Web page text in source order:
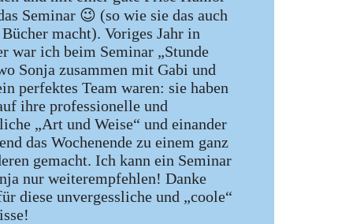
Seminar 😉 (so wie sie das auch
macht). Voriges Jahr in
war ich beim Seminar „Stunde
Sonja zusammen mit Gabi und
perfektes Team waren: sie haben
ihre professionelle und
„Art und Weise“ und einander
das Wochenende zu einem ganz
gemacht. Ich kann ein Seminar
nur weiterempfehlen! Danke
diese unvergessliche und „coole“